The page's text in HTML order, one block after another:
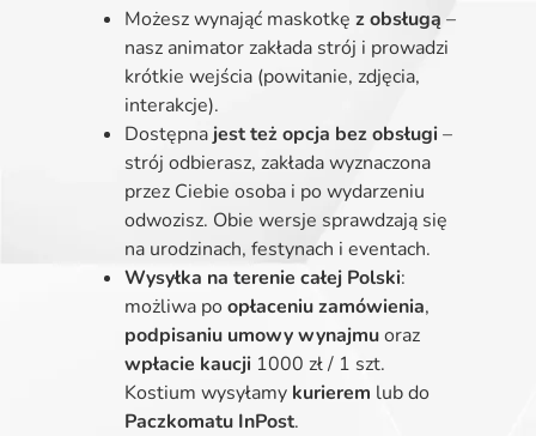
Możesz wynająć maskotkę z obsługą –
nasz animator zakłada strój i prowadzi
krótkie wejścia (powitanie, zdjęcia,
interakcje).
Dostępna jest też opcja bez obsługi–
strój odbierasz, zakłada wyznaczona
przez Ciebie osoba i po wydarzeniu
odwozisz. Obie wersje sprawdzają się
na urodzinach, festynach i eventach.
Wysyłka na terenie całej Polski:
możliwa poopłaceniu zamówienia,
podpisaniu umowy wynajmuoraz
wpłacie kaucji 1000 zł / 1 szt.
Kostium wysyłamy kurierem lub do
Paczkomatu InPost.